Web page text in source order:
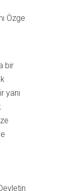
Özge
bir
yanı